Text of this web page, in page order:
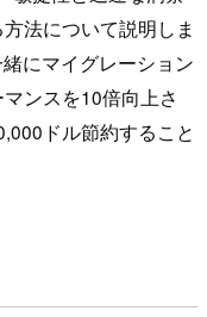
法について説明しま
にマイグレーション
ンスを10倍向上さ
ドル節約すること